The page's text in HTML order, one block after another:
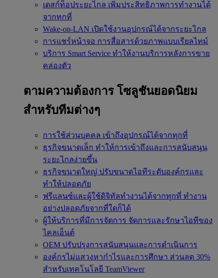
เดสก์ท็อประยะไกล เพิ่มประสิทธิภาพการทำงานได้
จากทุกที่
Wake-on-LAN เปิดใช้งานอุปกรณ์ได้จากระยะไกล
การแชร์หน้าจอ การสื่อสารด้วยภาพแบบเรียลไทม์
บริการ Smart Service ทำให้งานบริการหลังการขาย
คล่องตัว
ตามความต้องการ โซลูชันยอดนิยม
สำหรับทีมต่างๆ
การใช้ส่วนบุคคล เข้าถึงอุปกรณ์ได้จากทุกที่
ธุรกิจขนาดเล็ก ทำให้การเข้าถึงและการสนับสนุน
ระยะไกลง่ายขึ้น
ธุรกิจขนาดใหญ่ ปรับขนาดไอทีระดับองค์กรและ
ทำให้ปลอดภัย
ฟรีแลนซ์และผู้ใช้ดิจิทัลทำงานได้จากทุกที่ ทำงาน
อย่างปลอดภัยจากที่ใดก็ได้
ผู้ให้บริการที่มีการจัดการ จัดการและรักษาไอทีของ
ไคลเอ็นต์
OEM ปรับปรุงการสนับสนุนและการดำเนินการ
องค์กรไม่แสวงหากำไรและการศึกษา ส่วนลด 30%
สำหรับเทคโนโลยี TeamViewer